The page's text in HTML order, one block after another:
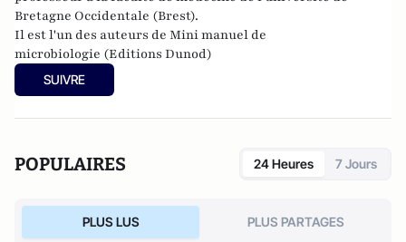
Bretagne Occidentale (Brest).
Il est l'un des auteurs de Mini manuel de
microbiologie (Editions Dunod)
SUIVRE
POPULAIRES 24 Heures 7 Jours
PLUS LUS PLUS PARTAGES